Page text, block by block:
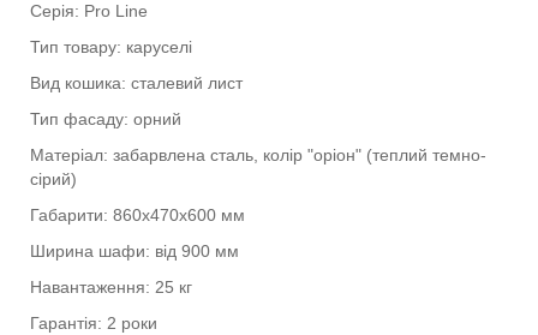
Серія: Pro Line
Тип товару: каруселі
Вид кошика: сталевий лист
Тип фасаду: орний
Матеріал: забарвлена сталь, колір "оріон" (теплий темно-
сірий)
Габарити: 860х470х600 мм
Ширина шафи: від 900 мм
Навантаження: 25 кг
Гарантія: 2 роки